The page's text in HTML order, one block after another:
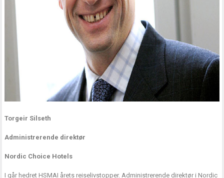
Torgeir Silseth
Administrerende direktør
Nordic Choice Hotels
I går hedret HSMAI årets reiselivstopper. Administrerende direktør i Nordic